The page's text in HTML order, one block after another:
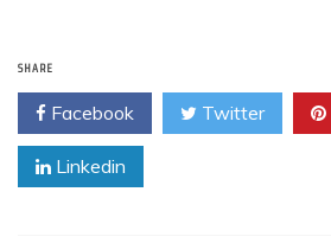
SHARE
Facebook Twitter
Linkedin